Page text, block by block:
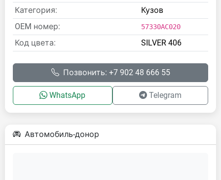
Категория:
Кузов
OEM номер:
57330AC020
Код цвета: SILVER 406
Позвонить: +7 902 48 666 55
WhatsApp Telegram
Автомобиль-донор